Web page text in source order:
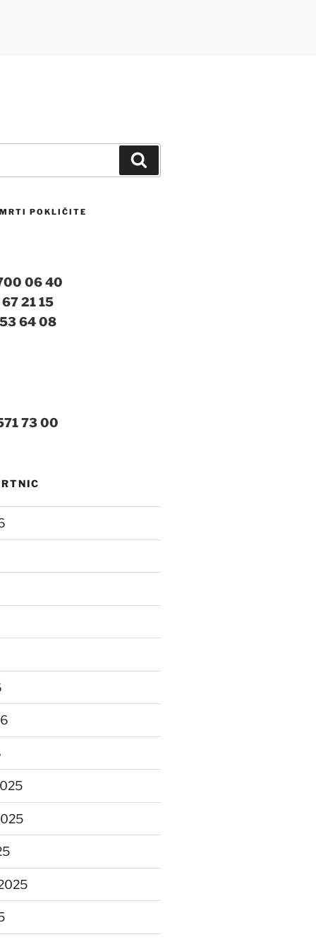
POKLIČITE
06 40
21 15
64 08
73 00